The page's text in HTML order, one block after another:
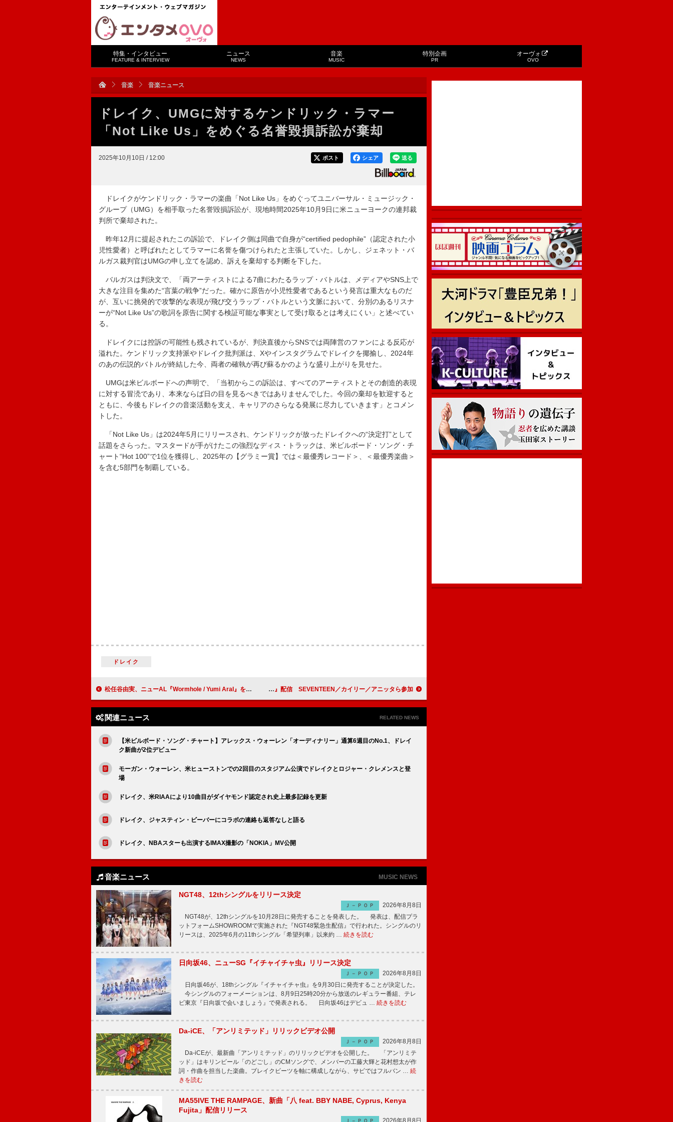
特集・インタビュー
FEATURE & INTERVIEW
ニュース
NEWS
音楽
MUSIC
特別企画
PR
オーヴォ
OVO
音楽 音楽ニュース
ドレイク、UMGに対するケンドリック・ラマー
「Not Like Us」をめぐる名誉毀損訴訟が棄却
2025年10月10日 / 12:00 送る
シェア
ポスト
ドレイクがケンドリック・ラマーの楽曲「Not Like Us」をめぐってユニバーサル・ミュージック・
グループ（UMG）を相手取った名誉毀損訴訟が、現地時間2025年10月9日に米ニューヨークの連邦裁
判所で棄却された。
昨年12月に提起されたこの訴訟で、ドレイク側は同曲で自身が“certified pedophile”（認定された小
児性愛者）と呼ばれたとしてラマーに名誉を傷つけられたと主張していた。しかし、ジェネット・バ
ルガス裁判官はUMGの申し立てを認め、訴えを棄却する判断を下した。
バルガスは判決文で、「両アーティストによる7曲にわたるラップ・バトルは、メディアやSNS上で
大きな注目を集めた“言葉の戦争”だった。確かに原告が小児性愛者であるという発言は重大なものだ
が、互いに挑発的で攻撃的な表現が飛び交うラップ・バトルという文脈において、分別のあるリスナ
ーが“Not Like Us”の歌詞を原告に関する検証可能な事実として受け取るとは考えにくい」と述べてい
る。
ドレイクには控訴の可能性も残されているが、判決直後からSNSでは両陣営のファンによる反応が
溢れた。ケンドリック支持派やドレイク批判派は、Xやインスタグラムでドレイクを揶揄し、2024年
のあの伝説的バトルが終結した今、両者の確執が再び蘇るかのような盛り上がりを見せた。
UMGは米ビルボードへの声明で、「当初からこの訴訟は、すべてのアーティストとその創造的表現
に対する冒涜であり、本来ならば日の目を見るべきではありませんでした。今回の棄却を歓迎すると
ともに、今後もドレイクの音楽活動を支え、キャリアのさらなる発展に尽力していきます」とコメン
トした。
「Not Like Us」は2024年5月にリリースされ、ケンドリックが放ったドレイクへの“決定打”として
話題をさらった。マスタードが手がけたこの強烈なディス・トラックは、米ビルボード・ソング・チ
ャート“Hot 100”で1位を獲得し、2025年の【グラミー賞】では＜最優秀レコード＞、＜最優秀楽曲＞
を含む5部門を制覇している。
ドレイク
松任谷由実、ニューAL『Wormhole / Yumi AraI』を象徴する重要なナンバー「DARK MOON」配信＆MV公開 ピンクパンサレス、リミックス作品『ファンシー・サム・モア？』配信 SEVENTEEN／カイリー／アニッタら参加
関連ニュース RELATED NEWS
【米ビルボード・ソング・チャート】アレックス・ウォーレン「オーディナリー」通算6週目のNo.1、ドレイ
ク新曲が2位デビュー
モーガン・ウォーレン、米ヒューストンでの2回目のスタジアム公演でドレイクとロジャー・クレメンスと登
場
ドレイク、米RIAAにより10曲目がダイヤモンド認定され史上最多記録を更新
ドレイク、ジャスティン・ビーバーにコラボの連絡も返答なしと語る
ドレイク、NBAスターも出演するIMAX撮影の「NOKIA」MV公開
音楽ニュース MUSIC NEWS
NGT48、12thシングルをリリース決定
Ｊ－ＰＯＰ
2026年8月8日
NGT48が、12thシングルを10月28日に発売することを発表した。 発表は、配信プラ
ットフォームSHOWROOMで実施された『NGT48緊急生配信』で行われた。シングルのリ
リースは、2025年6月の11thシングル「希望列車」以来約 … 続きを読む
日向坂46、ニューSG『イチャイチャ虫』リリース決定
Ｊ－ＰＯＰ
2026年8月8日
日向坂46が、18thシングル『イチャイチャ虫』を9月30日に発売することが決定した。
今シングルのフォーメーションは、8月9日25時20分から放送のレギュラー番組、テレ
ビ東京『日向坂で会いましょう』で発表される。 日向坂46はデビュ … 続きを読む
Da-iCE、「アンリミテッド」リリックビデオ公開
Ｊ－ＰＯＰ
2026年8月8日
Da-iCEが、最新曲「アンリミテッド」のリリックビデオを公開した。 「アンリミテ
ッド」はキリンビール「のどごし」のCMソングで、メンバーの工藤大輝と花村想太が作
詞・作曲を担当した楽曲。ブレイクビーツを軸に構成しながら、サビではフルバン … 続
きを読む
MA55IVE THE RAMPAGE、新曲「八 feat. BBY NABE, Cyprus, Kenya
Fujita」配信リリース
Ｊ－ＰＯＰ 2026年8月8日